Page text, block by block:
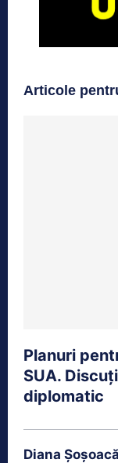
Articole
Planuri
SUA.
diplomatic
Diana